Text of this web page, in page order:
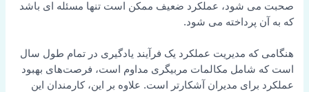
صحبت می شود، عملکرد ضعیف ممکن است تنها مسئله ای باشد
که به آن پرداخته می شود.
هنگامی که مدیریت عملکرد یک فرآیند یادگیری در تمام طول سال
است که شامل مکالمات مربیگری مداوم است، فرصت‌های بهبود
عملکرد برای مدیران آشکارتر است. علاوه بر این، کارمندان این